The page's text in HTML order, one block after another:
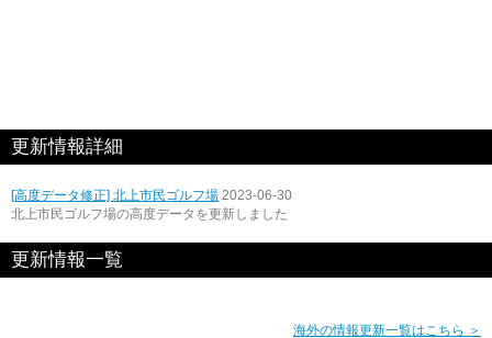
更新情報詳細
[高度データ修正] 北上市民ゴルフ場 2023-06-30
北上市民ゴルフ場の高度データを更新しました
更新情報一覧
海外の情報更新一覧はこちら ＞